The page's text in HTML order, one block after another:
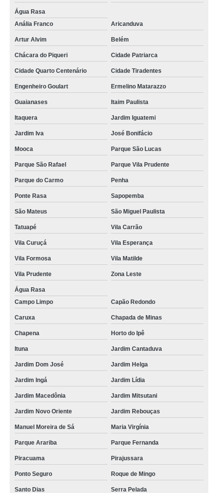
boiler elétrico para chuveiro valor Piracuama
preço de boiler elétrico Ponte Rasa
onde comprar aquecedor de água elétrico boiler Sé
aquecedor de água para banheiro Sapopemba
onde comprar boiler água quente elétrico Valo Velho
boiler elétrico para chuveiro valor Maria Virgínia
aquecedor boiler elétrico valor Parque do Carmo
aquecedor de água elétrico boiler Campo Limpo
preço de boiler elétrico residencial José Bonifácio
preço de boiler aquecedor elétrico Santo Dias
aquecedor de agua boiler eletrico Jardim Helga
onde comprar aquecedor de agua boiler eletrico Ituna
preço de boiler água quente elétrico Vila das Belezas
onde comprar aquecedor de água quente Parque Vila Prudente
aquecedor de água para banheiro preço Vila Matilde
preço de aquecedor de água quente Ibirapuera
onde comprar aquecedor de água 110v Piracuama
aquecedor de água quente Cidade Tiradentes
boiler aquecedor elétrico Parque Fernanda
aquecedor de agua boiler eletrico preço Valo Velho
onde comprar aquecedor de agua boiler eletrico Jardim Dom José
onde comprar aquecedor de água elétrico boiler Sé
boiler aquecedor elétrico valor Piracuama
onde comprar aquecedor de água para banheiro Paraiso
Água Rasa
Anália Franco
Aricanduva
Artur Alvim Belém
Chácara do Piqueri Cidade Patriarca
Cidade Quarto Centenário Cidade Tiradentes
Engenheiro Goulart Ermelino Matarazzo
Guaianases Itaim Paulista
Itaquera Jardim Iguatemi
Jardim Iva José Bonifácio
Mooca Parque São Lucas
Parque São Rafael Parque Vila Prudente
Parque do Carmo Penha
Ponte Rasa Sapopemba
São Mateus São Miguel Paulista
Tatuapé Vila Carrão
Vila Curuçá Vila Esperança
Vila Formosa Vila Matilde
Vila Prudente Zona Leste
Água Rasa
Campo Limpo
Capão Redondo
Caruxa Chapada de Minas
Chapena Horto do Ipê
Ituna Jardim Cantaduva
Jardim Dom José Jardim Helga
Jardim Ingá Jardim Lídia
Jardim Macedônia Jardim Mitsutani
Jardim Novo Oriente Jardim Rebouças
Manuel Moreira de Sá Maria Virgínia
Parque Arariba Parque Fernanda
Piracuama Pirajussara
Ponto Seguro Roque de Mingo
Santo Dias Serra Pelada